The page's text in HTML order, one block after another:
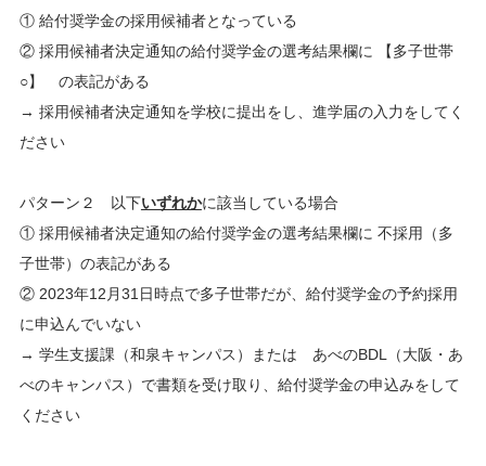
① 給付奨学金の採用候補者となっている
② 採用候補者決定通知の給付奨学金の選考結果欄に 【多子世帯
○】 の表記がある
→ 採用候補者決定通知を学校に提出をし、進学届の入力をしてく
ださい
パターン２ 以下いずれかに該当している場合
① 採用候補者決定通知の給付奨学金の選考結果欄に 不採用（多
子世帯）の表記がある
② 2023年12月31日時点で多子世帯だが、給付奨学金の予約採用
に申込んでいない
→ 学生支援課（和泉キャンパス）または あべのBDL（大阪・あ
べのキャンパス）で書類を受け取り、給付奨学金の申込みをして
ください